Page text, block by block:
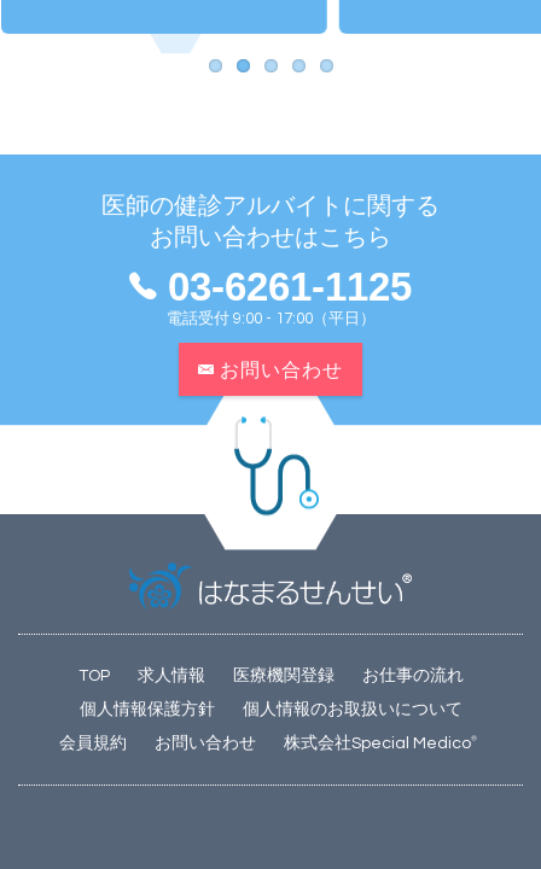
医師の健診アルバイトに関する
お問い合わせはこちら
03-6261-1125
電話受付 9:00 - 17:00（平日）
お問い合わせ
TOP 求人情報 医療機関登録
お仕事の流れ
個人情報保護方針
個人情報のお取扱いについて
会員規約
お問い合わせ 株式会社Special Medico®